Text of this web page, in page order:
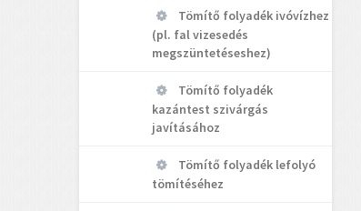
Tömítő folyadék ivóvízhez
(pl. fal vizesedés
megszüntetéseshez)
Tömítő folyadék
kazántest szivárgás
javításához
Tömítő folyadék lefolyó
tömítéséhez